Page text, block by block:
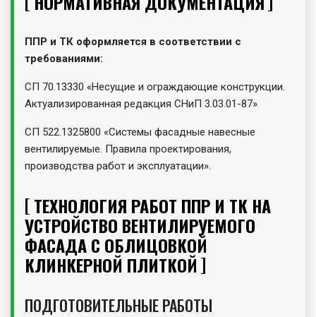
ППР и ТК оформляется в соответствии с
требованиями:
СП 70.13330 «Несущие и ограждающие конструкции.
Актуализированная редакция СНиП 3.03.01-87»
СП 522.1325800 «Системы фасадные навесные
вентилируемые. Правила проектирования,
производства работ и эксплуатации».
ТЕХНОЛОГИЯ РАБОТ ППР И ТК НА
УСТРОЙСТВО ВЕНТИЛИРУЕМОГО
ФАСАДА С ОБЛИЦОВКОЙ
КЛИНКЕРНОЙ ПЛИТКОЙ
ПОДГОТОВИТЕЛЬНЫЕ РАБОТЫ